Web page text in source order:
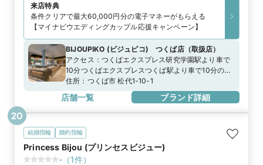
来店特典
条件クリアで最大60,000円分の電子マネーがもらえる
【マイナビウエディングカップル応援キャンペーン】
BIJOUPIKO (ビジュピコ) つくば店（取扱店）
アクセス： つくばエクスプレス研究学園駅より車で
10分つくばエクスプレスつくば駅より車で10分の白
い建物 首都圏中央連絡自動車道つくば中央ICより車
で10分。国道408号線松代交差点南側
住所： つくば市 松代1-10-1
店舗一覧 ブランド詳細
結婚指輪 婚約指輪
Princess Bijou (プリンセスビジュー)
- （1件）
20